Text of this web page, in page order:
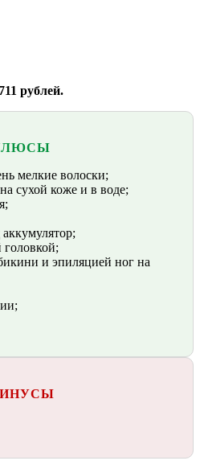
рублей.
мелкие волоски;
сухой коже и в воде;
и эпиляцией ног на